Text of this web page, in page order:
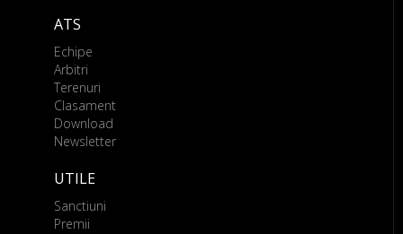
ATS
Echipe
Arbitri
Terenuri
Clasament
Download
Newsletter
UTILE
Sanctiuni
Premii